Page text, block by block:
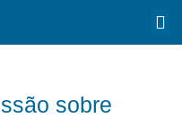
sobre